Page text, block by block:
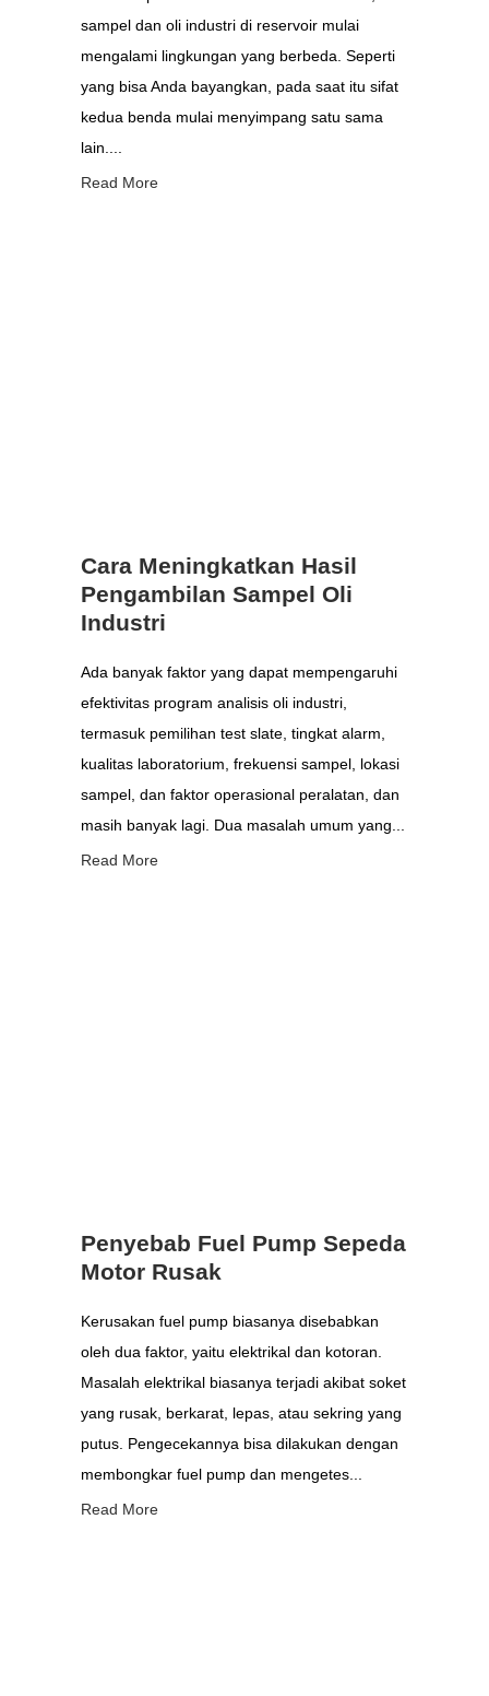
sampel dan oli industri di reservoir mulai
mengalami lingkungan yang berbeda. Seperti
yang bisa Anda bayangkan, pada saat itu sifat
kedua benda mulai menyimpang satu sama
lain....
Read More
Cara Meningkatkan Hasil
Pengambilan Sampel Oli
Industri
Ada banyak faktor yang dapat mempengaruhi
efektivitas program analisis oli industri,
termasuk pemilihan test slate, tingkat alarm,
kualitas laboratorium, frekuensi sampel, lokasi
sampel, dan faktor operasional peralatan, dan
masih banyak lagi. Dua masalah umum yang...
Read More
Penyebab Fuel Pump Sepeda
Motor Rusak
Kerusakan fuel pump biasanya disebabkan
oleh dua faktor, yaitu elektrikal dan kotoran.
Masalah elektrikal biasanya terjadi akibat soket
yang rusak, berkarat, lepas, atau sekring yang
putus. Pengecekannya bisa dilakukan dengan
membongkar fuel pump dan mengetes...
Read More